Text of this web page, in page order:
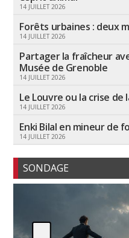
14 JUILLET 2026
Forêts urbaines : deux
14 JUILLET 2026
Partager la fraîcheur
Musée de Grenoble
14 JUILLET 2026
Le Louvre ou la crise de
14 JUILLET 2026
Enki Bilal en mineur de
14 JUILLET 2026
SONDAGE